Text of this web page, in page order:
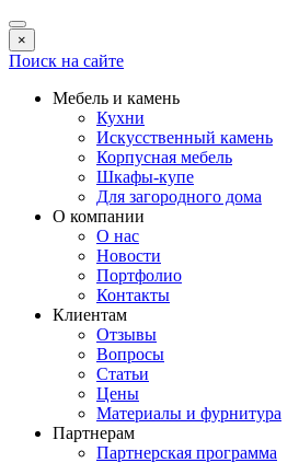
×
Поиск на сайте
Мебель и камень
Кухни
Искусственный камень
Корпусная мебель
Шкафы-купе
Для загородного дома
О компании
О нас
Новости
Портфолио
Контакты
Клиентам
Отзывы
Вопросы
Статьи
Цены
Материалы и фурнитура
Партнерам
Партнерская программа